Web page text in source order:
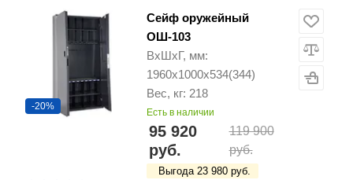
-20%
Сейф оружейный
ОШ-103
ВхШхГ, мм:
1960х1000х534(344)
Вес, кг: 218
Есть в наличии
95 920
руб.
119 900
руб.
Выгода 23 980 руб.